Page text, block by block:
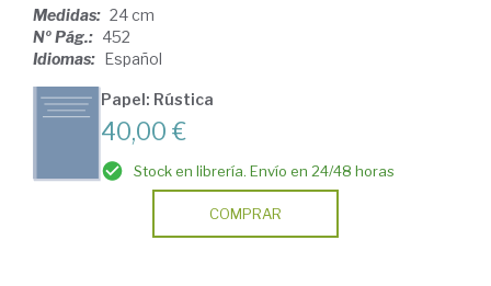
Medidas: 24 cm
Nº Pág.: 452
Idiomas: Español
Papel: Rústica
40,00 €
Stock en librería. Envío en 24/48 horas
COMPRAR